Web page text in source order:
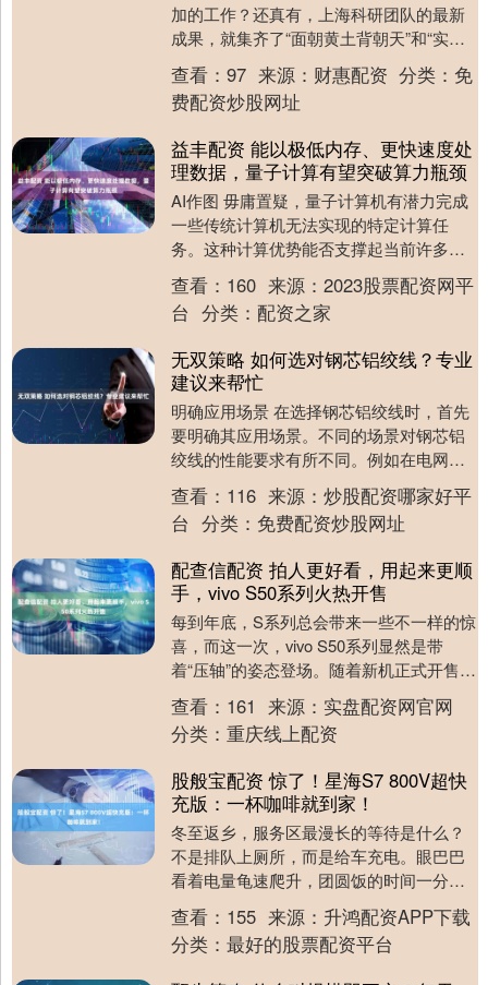
加的工作？还真有，上海科研团队的最新
成果，就集齐了“面朝黄土背朝天”和“实验
室精密操作”两大因素。 玉米是我国极为重
要....
查看： 97 来源： 财惠配资 分类： 免
费配资炒股网址
益丰配资 能以极低内存、更快速度处
理数据，量子计算有望突破算力瓶颈
AI作图 毋庸置疑，量子计算机有潜力完成
一些传统计算机无法实现的特定计算任
务。这种计算优势能否支撑起当前许多人
工智能程序背后的机器学习算法呢？美国
加州理工学院黄....
查看： 160 来源： 2023股票配资网平
台 分类： 配资之家
无双策略 如何选对钢芯铝绞线？专业
建议来帮忙
明确应用场景 在选择钢芯铝绞线时，首先
要明确其应用场景。不同的场景对钢芯铝
绞线的性能要求有所不同。例如在电网建
设中，长距离的输电线路需要钢芯铝绞线
具备低电阻、高....
查看： 116 来源： 炒股配资哪家好平
台 分类： 免费配资炒股网址
配查信配资 拍人更好看，用起来更顺
手，vivo S50系列火热开售
每到年底，S系列总会带来一些不一样的惊
喜，而这一次，vivo S50系列显然是带
着“压轴”的姿态登场。随着新机正式开售，
vivo也给年轻用户交出了一份相当完整的....
查看： 161 来源： 实盘配资网官网
分类： 重庆线上配资
股般宝配资 惊了！星海S7 800V超快
充版：一杯咖啡就到家！
冬至返乡，服务区最漫长的等待是什么？
不是排队上厕所，而是给车充电。眼巴巴
看着电量龟速爬升，团圆饭的时间一分一
秒溜走，这种焦虑比寒风更刺骨。但如果
你开的是星海S7....
查看： 155 来源： 升鸿配资APP下载
分类： 最好的股票配资平台